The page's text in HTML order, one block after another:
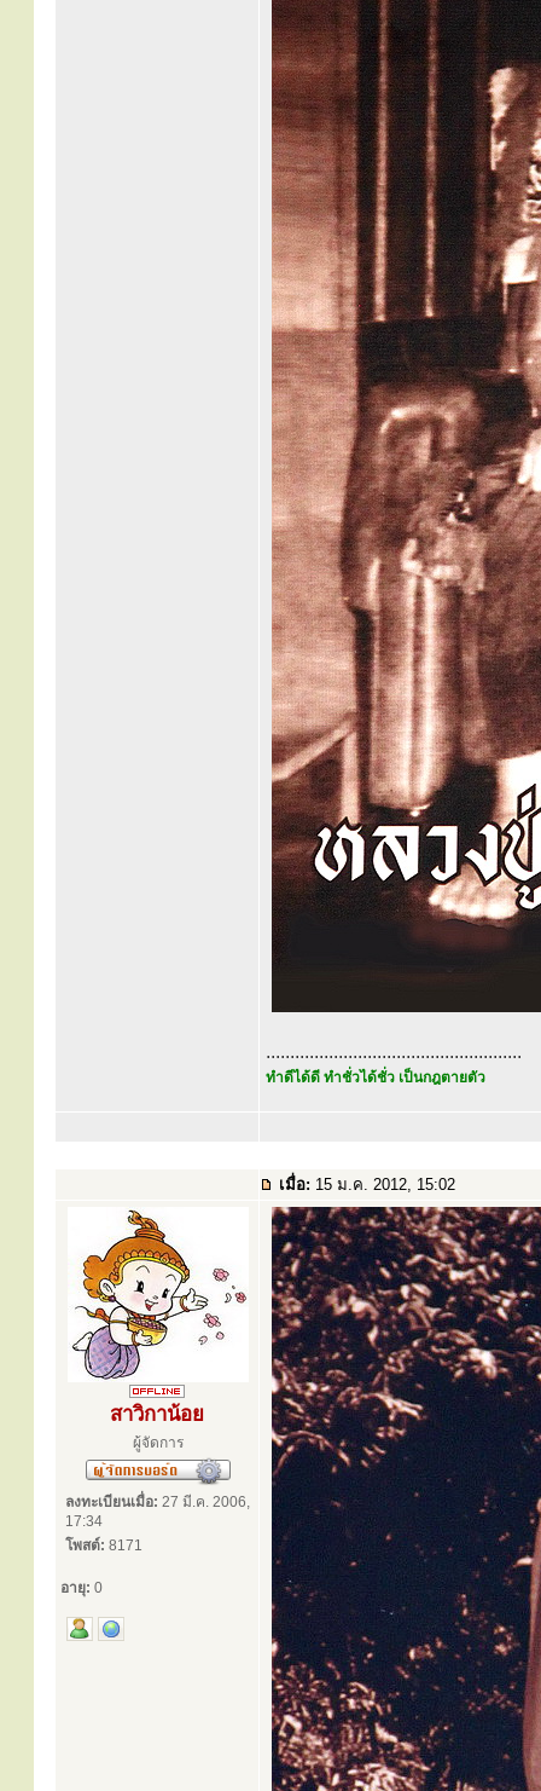
.....................................................
ทำดีได้ดี ทำชั่วได้ชั่ว เป็นกฎตายตัว
เมื่อ: 15 ม.ค. 2012, 15:02
สาวิกาน้อย
ผู้จัดการ
ลงทะเบียนเมื่อ: 27 มี.ค. 2006,
17:34
โพสต์: 8171
อายุ: 0